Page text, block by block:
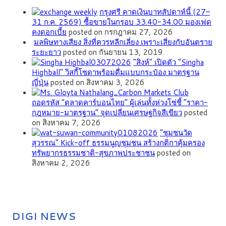
กรุงศรี คาดเงินบาทสัปดาห์นี้ (27–
31 ก.ค. 2569) ซื้อขายในกรอบ 33.40-34.00 มองเฟด
คงดอกเบี้ย posted on กรกฎาคม 27, 2026
มลพิษทางเสียง สิ่งที่ควรหลีกเลี่ยง เพราะเสี่ยงกับอันตราย
ระยะยาวposted on กันยายน 13, 2019
“สิงห์” เปิดตัว “Singha
Highball” วิสกี้โซดาพร้อมดื่มแบบกระป๋อง มาตรฐาน
ญี่ปุ่นposted on สิงหาคม 3, 2026
ถอดรหัส “ตลาดคาร์บอนไทย” ผู้เล่นทั้งห่วงโซ่ชี้ “ราคา-
กฎหมาย-มาตรฐาน” จุดเปลี่ยนเศรษฐกิจสีเขียวposted
on สิงหาคม 7, 2026
”ชุมชนวัด
สุวรรณ” Kick-off ธรรมนูญชุมชน สร้างกติกาคุ้มครอง
ทรัพยากรธรรมชาติ-สุขภาพประชาชนposted on
สิงหาคม 2, 2026
DIGI NEWS